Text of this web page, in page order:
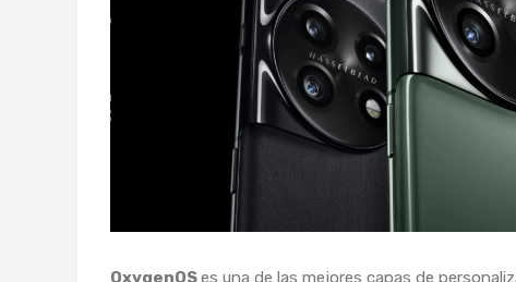
OxygenOSes una de las mejores capas de